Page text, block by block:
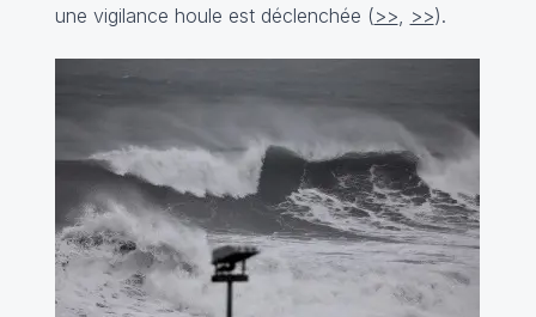
une vigilance houle est déclenchée (>> >>).